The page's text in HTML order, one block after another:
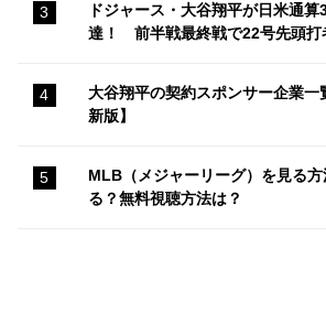
ドジャース・大谷翔平が日米通算
達！ 前半戦最終戦で22号先頭打
大谷翔平の契約スポンサー企業一
新版】
MLB（メジャーリーグ）を見る
る？無料視聴方法は？